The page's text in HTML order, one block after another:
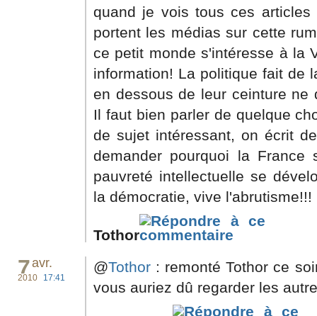
quand je vois tous ces
portent les médias sur cette
ce petit monde s'intéresse à la
information! La politique fait de
en dessous de leur ceinture ne
Il faut bien parler de quelque
de sujet intéressant, on écrit
demander pourquoi la
pauvreté intellectuelle se
la démocratie, vive l'abrutisme!!!
Tothor
7avr.
2010 17:41
@Tothor : remonté Tothor ce
vous auriez dû regarder les